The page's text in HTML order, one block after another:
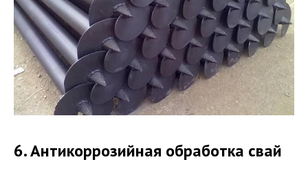
6. Антикоррозийная обработка свай